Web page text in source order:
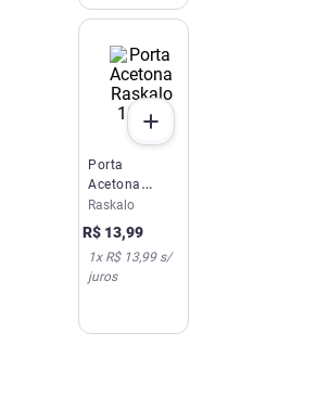
Porta
Acetona
Raskalo
180ml
Raskalo
R$ 13,99
1x R$ 13,99s/
juros